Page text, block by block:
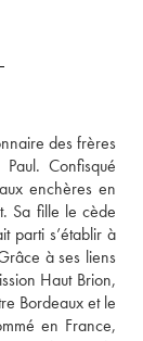
des frères
Confisqué
enchères en
Sa fille le cède
parti s’établir à
à ses liens
Haut Brion,
Bordeaux et le
en France,